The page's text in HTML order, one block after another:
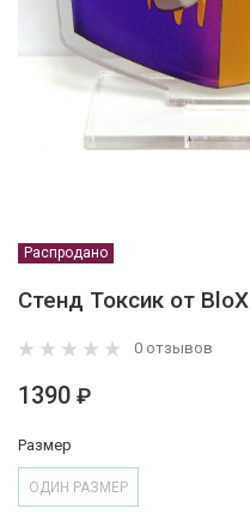
Распродано
Стенд Токсик от
0 отзывов
1390 ₽
Размер
ОДИН РАЗМЕР